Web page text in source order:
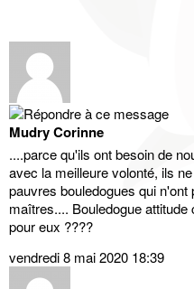
Mudry Corinne
....parce qu'ils ont besoin de
avec la meilleure volonté, ils
pauvres bouledogues qui
maîtres.... Bouledogue
pour eux ????
vendredi 8 mai 2020 18:39